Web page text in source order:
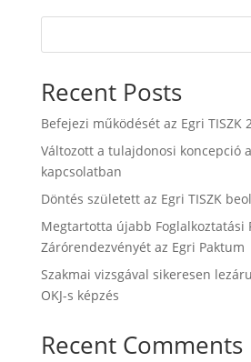
Recent Posts
Befejezi működését az Egri TISZK
Változott a tulajdonosi koncepció
kapcsolatban
Döntés született az Egri TISZK
Megtartotta újabb Foglalkoztatási
Zárórendezvényét az Egri Paktum
Szakmai vizsgával sikeresen
OKJ-s képzés
Recent Comments